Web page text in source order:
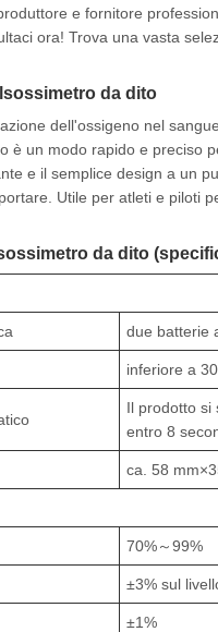
e fornitore
ora! Trova una vasta
da dito
dell'ossigeno nel
è un modo rapido e preciso
e il semplice design a un
Utile per atleti e piloti
da dito
due batterie
inferiore a
Il prodotto si
entro 8
ca. 58
70%～99%
±3% sul
±1%